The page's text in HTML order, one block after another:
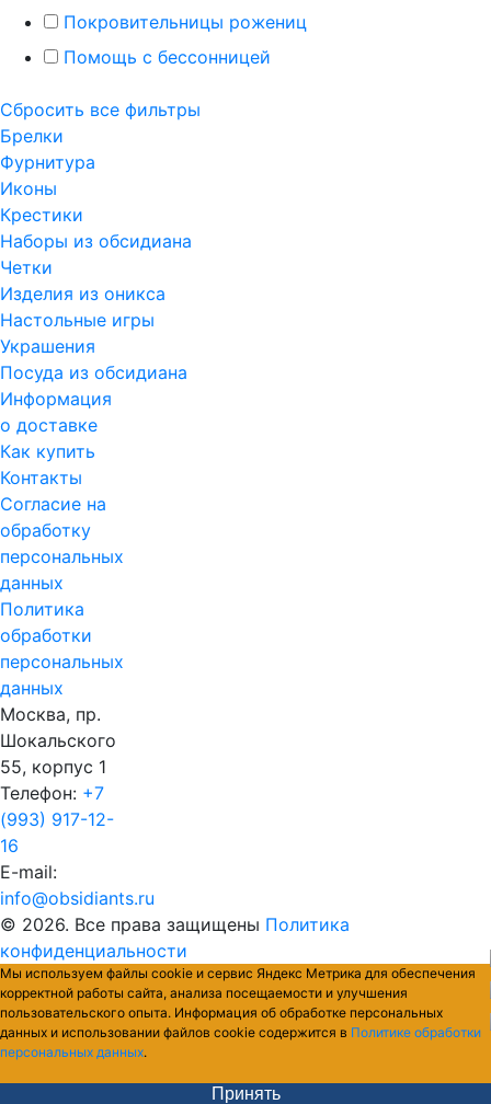
Покровительницы рожениц
Помощь с бессонницей
Сбросить все фильтры
Брелки
Фурнитура
Иконы
Крестики
Наборы из обсидиана
Четки
Изделия из оникса
Настольные игры
Украшения
Посуда из обсидиана
Информация
о доставке
Как купить
Контакты
Согласие на
обработку
персональных
данных
Политика
обработки
персональных
данных
Москва, пр.
Шокальского
55, корпус 1
Телефон: +7
(993) 917-12-
16
E-mail:
info@obsidiants.ru
© 2026. Все права защищены Политика
конфиденциальности
Мы используем файлы cookie и сервис Яндекс Метрика для обеспечения
корректной работы сайта, анализа посещаемости и улучшения
пользовательского опыта. Информация об обработке персональных
данных и использовании файлов cookie содержится в Политике обработки
персональных данных.
Принять